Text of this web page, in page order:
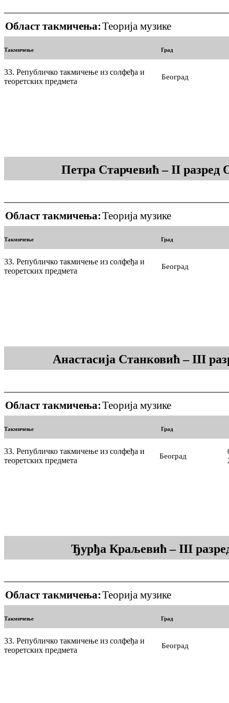
Област такмичења:Теорија музике
Такмичење Град
33. Републичко такмичење из солфеђа и
теоретских предмета
Београд
Петра Старчевић – II
Област такмичења:Теорија музике
Такмичење Град
33. Републичко такмичење из солфеђа и
теоретских предмета
Београд
Анастасија Станковић – III
Област такмичења:Теорија музике
Такмичење Град
33. Републичко такмичење из солфеђа и
теоретских предмета
Београд
Ђурђа Краљевић – III
Област такмичења:Теорија музике
Такмичење Град
33. Републичко такмичење из солфеђа и
теоретских предмета
Београд